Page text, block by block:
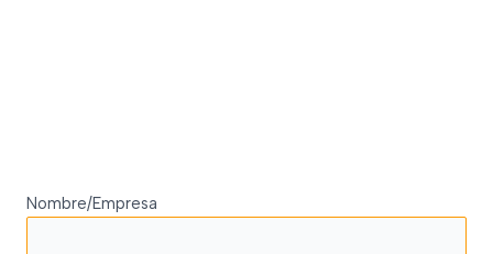
Nombre/Empresa